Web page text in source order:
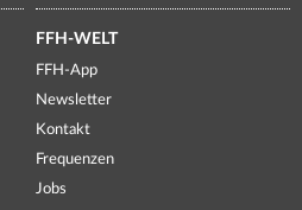
FFH-WELT
FFH-App
Newsletter
Kontakt
Frequenzen
Jobs